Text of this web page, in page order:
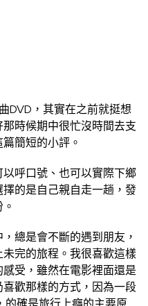
DVD，其實在之前就挺想
時候期中很忙沒時間去支
簡短的小評。
呼口號、也可以實際下鄉
的是自己親自走一趟，發
總是會不斷的遇到朋友，
完的旅程。我很喜歡這樣
受，雖然在電影裡面還是
歡那樣的方式，因為一段